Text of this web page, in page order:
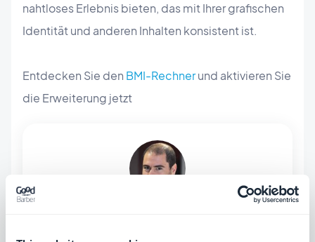
nahtloses Erlebnis bieten, das mit Ihrer grafischen
Identität und anderen Inhalten konsistent ist.
Entdecken Sie den BMI-Rechnerund aktivieren Sie
die Erweiterung jetzt